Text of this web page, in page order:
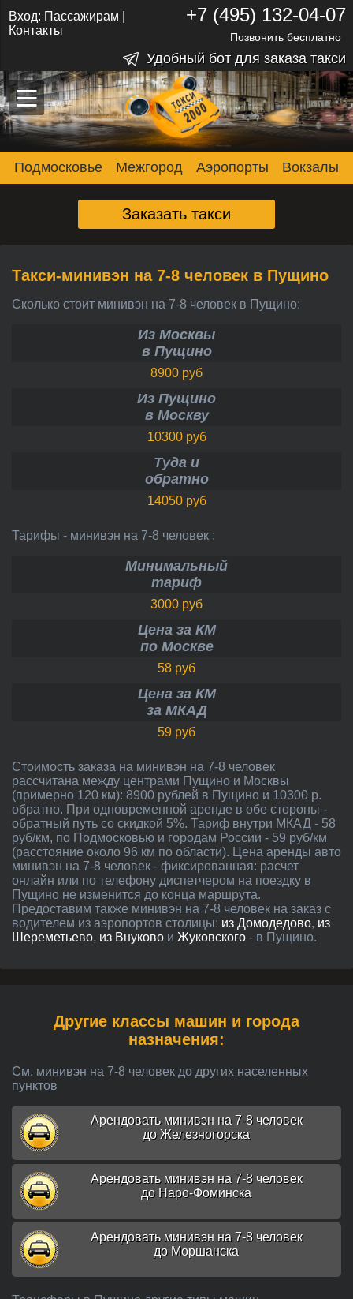
–
–
–
Вход: Пассажирам
Контакты
+7 (495) 132-04-07
Позвонить бесплатно
Удобный бот для заказа такси
Подмосковье Межгород Аэропорты Вокзалы
Заказать такси
Такси-минивэн на 7-8 человек в Пущино
Сколько стоит минивэн на 7-8 человек в Пущино:
Из Москвы
в Пущино
8900 руб
Из Пущино
в Москву
10300 руб
Туда и
обратно
14050 руб
Тарифы - минивэн на 7-8 человек :
Минимальный
тариф
3000 руб
Цена за КМ
по Москве
58 руб
Цена за КМ
за МКАД
59 руб
Стоимость заказа на минивэн на 7-8 человек
рассчитана между центрами Пущино и Москвы
(примерно 120 км): 8900 рублей в Пущино и 10300 р.
обратно. При одновременной аренде в обе стороны -
обратный путь со скидкой 5%. Тариф внутри МКАД - 58
руб/км, по Подмосковью и городам России - 59 руб/км
(расстояние около 96 км по области). Цена аренды авто
минивэн на 7-8 человек - фиксированная: расчет
онлайн или по телефону диспетчером на поездку в
Пущино не изменится до конца маршрута.
Предоставим также минивэн на 7-8 человек на заказ с
водителем из аэропортов столицы: из Домодедово, из
Шереметьево, из Внуково и Жуковского - в Пущино.
Другие классы машин и города
назначения:
См. минивэн на 7-8 человек до других населенных
пунктов
Арендовать минивэн на 7-8 человек
до Железногорска
Арендовать минивэн на 7-8 человек
до Наро-Фоминска
Арендовать минивэн на 7-8 человек
до Моршанска